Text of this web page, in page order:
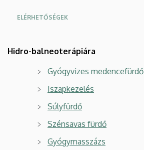
ELÉRHETŐSÉGEK
KEK
KEK
Német
Hidro-balneoterápiára
Gyógyvizes medencefürdő
Iszapkezelés
Súlyfürdő
Szénsavas fürdő
Gyógymasszázs